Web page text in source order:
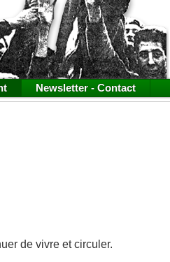
Newsletter - Contact
de vivre et circuler.